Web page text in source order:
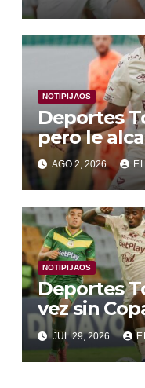
NOTIPIJAOS
Deportes
pero le
Alianza
AGO 2, 2026
NOTIPIJAOS
Deportes
vez sin
JUL 29, 2026